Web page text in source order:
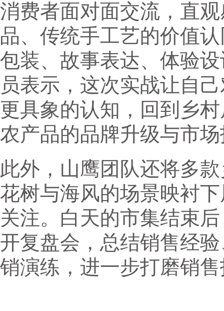
消费者面对面交流，直
品、传统手工艺的价值
包装、故事表达、体验
员表示，这次实战让自
更具象的认知，回到乡
农产品的品牌升级与市
此外，山鹰团队还将多
花树与海风的场景映衬
关注。白天的市集结束
开复盘会，总结销售经
销演练，进一步打磨销